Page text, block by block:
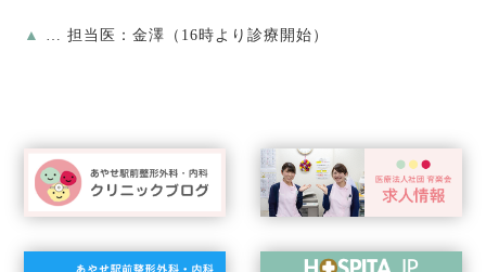
▲ … 担当医：金澤（16時より診療開始）